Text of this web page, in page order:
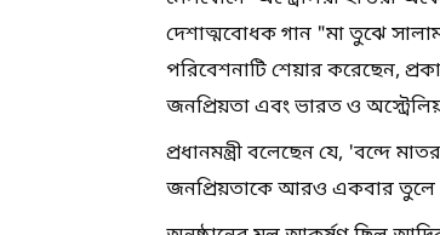
দেশাত্মবোধক গান "মা তুঝে
পরিবেশনাটি শেয়ার করেছেন,
জনপ্রিয়তা এবং ভারত ও
প্রধানমন্ত্রী বলেছেন যে, 'বন্দে
জনপ্রিয়তাকে আরও একবার তুলে